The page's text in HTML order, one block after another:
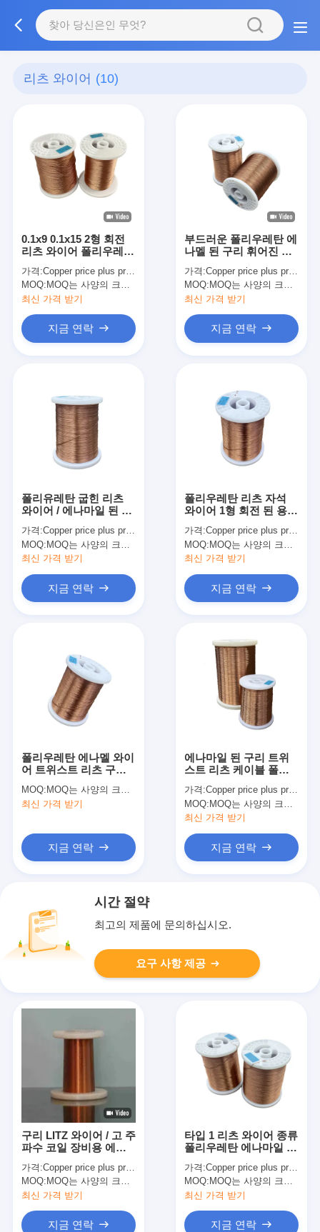
리츠 와이어 (10)
0.1x9 0.1x15 2형 회전
리츠 와이어 폴리우레탄
가격:Copper price plus processing fee plus freight
MOQ: MOQ는 사양의 크기에 따라 다릅니다.
최신 가격 받기
지금 연락
부드러운 폴리우레탄 에
나멜 된 구리 휘어진 와
입 2
가격:Copper price plus processing fee plus freight
MOQ: MOQ는 사양의 크기에 따라 다릅니다.
최신 가격 받기
지금 연락
폴리유레탄 굽힌 리츠
와이어 / 에나마일 된 구
0.079x20
가격:Copper price plus processing fee plus freight
MOQ:MOQ는 사양의 크기에 따라 다릅니다.
최신 가격 받기
지금 연락
폴리우레탄 리츠 자석
와이어 1형 회전 된 용
가격:Copper price plus processing fee plus freight
MOQ:MOQ는 사양의 크기에 따라 다릅니다.
최신 가격 받기
지금 연락
폴리우레탄 에나멜 와이
어 트위스트 리츠 구리
단일
MOQ: MOQ는 사양의 크기에 따라 다릅니다.
최신 가격 받기
지금 연락
에나마일 된 구리 트위
스트 리츠 케이블 폴리
0.32x35
가격:Copper price plus processing fee plus freight
MOQ:MOQ는 사양의 크기에 따라 다릅니다.
최신 가격 받기
지금 연락
시간 절약
최고의 제품에 문의하십시오.
요구 사항 제공
구리 LITZ 와이어 / 고 주
파수 코일 장비용 에나
가격:Copper price plus processing fee plus freight
MOQ: MOQ는 사양의 크기에 따라 다릅니다.
최신 가격 받기
지금 연락
타입 1 리츠 와이어 종류
폴리우레탄 에나마일 구
0.12x20
가격:Copper price plus processing fee plus freight
MOQ: MOQ는 사양의 크기에 따라 다릅니다.
최신 가격 받기
지금 연락